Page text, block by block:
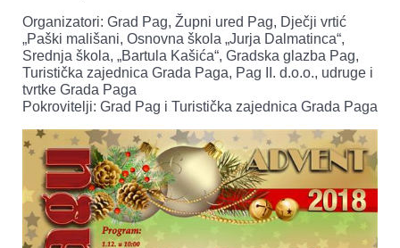
Organizatori: Grad Pag, Župni ured Pag, Dječji vrtić
„Paški mališani, Osnovna škola „Jurja Dalmatinca“,
Srednja škola, „Bartula Kašića“, Gradska glazba Pag,
Turistička zajednica Grada Paga, Pag II. d.o.o., udruge i
tvrtke Grada Paga
Pokrovitelji: Grad Pag i Turistička zajednica Grada Paga